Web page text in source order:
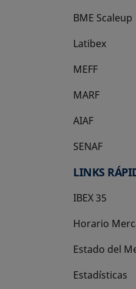
BME Scaleup
se abre en
Latibex
se abre en
MEFF
se abre en
MARF
AIAF
SENAF
LINKS
IBEX 35
Horario
Estado del
Estadísticas